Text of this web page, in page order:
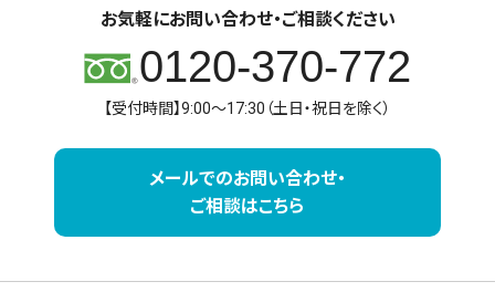
お気軽にお問い合わせ・ご相談ください
0120-370-772
【受付時間】9:00～17:30（土日・祝日を除く）
メールでのお問い合わせ・
ご相談はこちら